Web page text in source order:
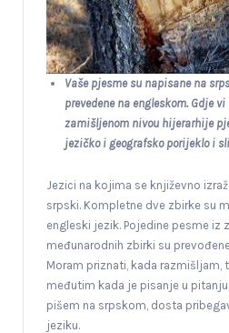
Vaše pjesme su napisane na
prevedene na engleskom. Gdje
zamišljenom nivou hijerarhije
jezičko i geografsko porijeklo i
Jezici na kojima se književno
srpski. Kompletne dve zbirke su
engleski jezik. Pojedine pesme iz
međunarodnih zbirki su
Moram priznati, kada razmišljam,
međutim kada je pisanje u
pišem na srpskom, dosta
jeziku.